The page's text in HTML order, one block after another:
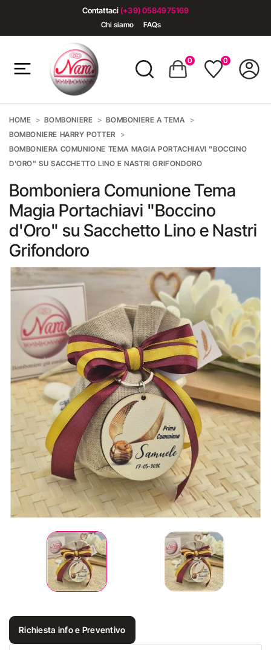
Contattaci (+39) 0584975169
Chi siamo FAQs
0 0
HOME BOMBONIERE
BOMBONIERE A TEMA
BOMBONIERE HARRY POTTER
BOMBONIERA COMUNIONE TEMA MAGIA PORTACHIAVI "BOCCINO
D'ORO" SU SACCHETTO LINO E NASTRI GRIFONDORO
Bomboniera Comunione Tema
Magia Portachiavi "Boccino
d'Oro" su Sacchetto Lino e Nastri
Grifondoro
Richiesta info e Preventivo